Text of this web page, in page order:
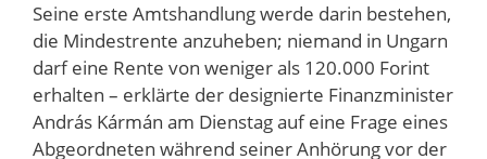
Seine erste Amtshandlung werde darin bestehen,
die Mindestrente anzuheben; niemand in Ungarn
darf eine Rente von weniger als 120.000 Forint
erhalten – erklärte der designierte Finanzminister
András Kármán am Dienstag auf eine Frage eines
Abgeordneten während seiner Anhörung vor der